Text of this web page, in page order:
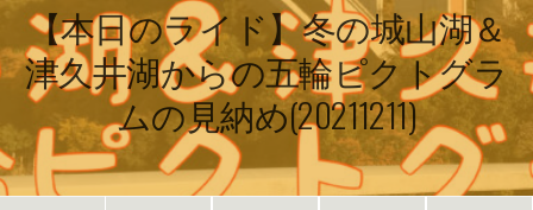
【本日のライド】冬の城山湖＆
津久井湖からの五輪ピクトグラ
ムの見納め(20211211)